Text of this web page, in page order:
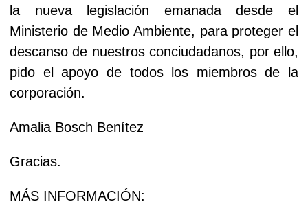
la nueva legislación emanada desde el
Ministerio de Medio Ambiente, para proteger el
descanso de nuestros conciudadanos, por ello,
pido el apoyo de todos los miembros de la
corporación.
Amalia Bosch Benítez
Gracias.
MÁS INFORMACIÓN: